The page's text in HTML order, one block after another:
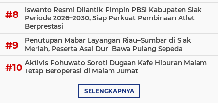
Iswanto Resmi Dilantik Pimpin PBSI Kabupaten Siak
Periode 2026–2030, Siap Perkuat Pembinaan Atlet
Berprestasi
Penutupan Mabar Layangan Riau–Sumbar di Siak
Meriah, Peserta Asal Duri Bawa Pulang Sepeda
Aktivis Pohuwato Soroti Dugaan Kafe Hiburan Malam
Tetap Beroperasi di Malam Jumat
SELENGKAPNYA